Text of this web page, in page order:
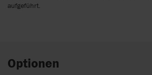
aufgeführt.
Optionen